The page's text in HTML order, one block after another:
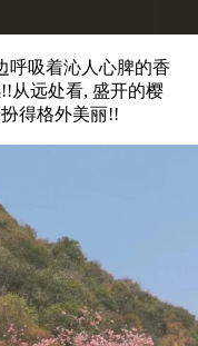
呼吸着沁人心脾的香
从远处看, 盛开的樱
得格外美丽!!